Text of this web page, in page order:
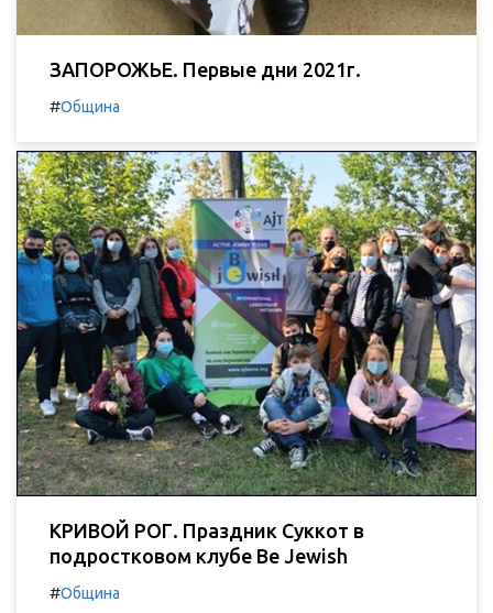
ЗАПОРОЖЬЕ. Первые дни 2021г.
#Община
КРИВОЙ РОГ. Праздник Суккот в
подростковом клубе Be Jewish
#Община